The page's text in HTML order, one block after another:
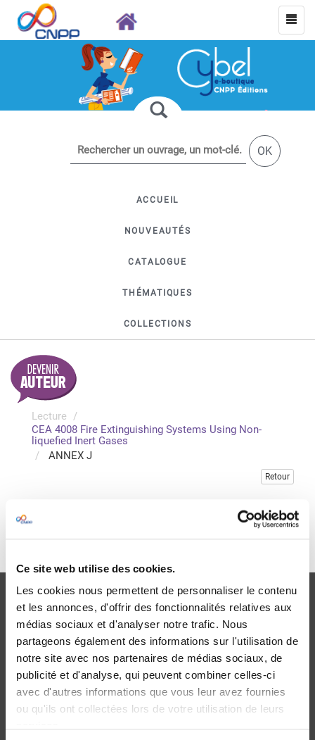
Ce site web utilise des cookies.
Les cookies nous permettent de personnaliser le contenu
et les annonces, d'offrir des fonctionnalités relatives aux
médias sociaux et d'analyser notre trafic. Nous
partageons également des informations sur l'utilisation de
notre site avec nos partenaires de médias sociaux, de
publicité et d'analyse, qui peuvent combiner celles-ci
avec d'autres informations que vous leur avez fournies
ou qu'ils ont collectées lors de votre utilisation de leurs
OK
ACCUEIL
NOUVEAUTÉS
CATALOGUE
THÉMATIQUES
COLLECTIONS
Lecture
CEA 4008 Fire Extinguishing Systems Using Non-
liquefied Inert Gases
ANNEX J
Retour
Veuillez vous connecter pour accéder à cette publication
Je me connecte
Livraison
dans le monde entier